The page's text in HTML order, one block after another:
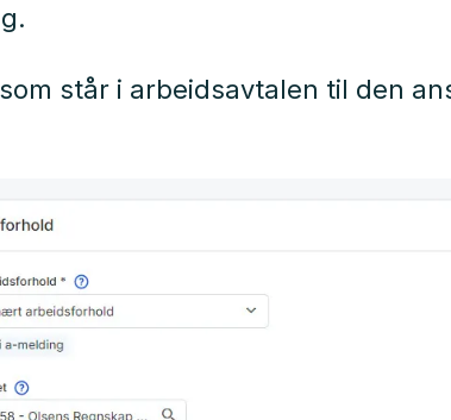
står i arbeidsavtalen til den